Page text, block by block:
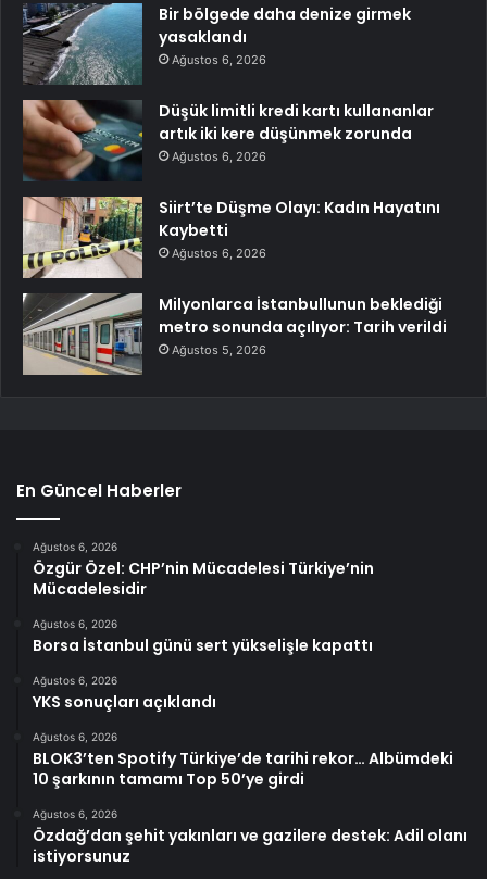
Bir bölgede daha denize girmek
yasaklandı
Ağustos 6, 2026
Düşük limitli kredi kartı kullananlar
artık iki kere düşünmek zorunda
Ağustos 6, 2026
Siirt’te Düşme Olayı: Kadın Hayatını
Kaybetti
Ağustos 6, 2026
Milyonlarca İstanbullunun beklediği
metro sonunda açılıyor: Tarih verildi
Ağustos 5, 2026
En Güncel Haberler
Ağustos 6, 2026
Özgür Özel: CHP’nin Mücadelesi Türkiye’nin
Mücadelesidir
Ağustos 6, 2026
Borsa İstanbul günü sert yükselişle kapattı
Ağustos 6, 2026
YKS sonuçları açıklandı
Ağustos 6, 2026
BLOK3’ten Spotify Türkiye’de tarihi rekor… Albümdeki
10 şarkının tamamı Top 50’ye girdi
Ağustos 6, 2026
Özdağ’dan şehit yakınları ve gazilere destek: Adil olanı
istiyorsunuz